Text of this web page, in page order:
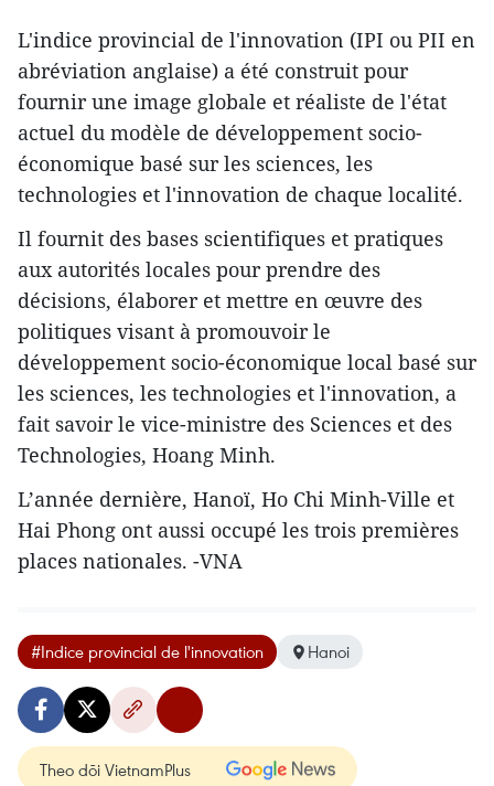
L'indice provincial de l'innovation (IPI ou PII en
abréviation anglaise) a été construit pour
fournir une image globale et réaliste de l'état
actuel du modèle de développement socio-
économique basé sur les sciences, les
technologies et l'innovation de chaque localité.
Il fournit des bases scientifiques et pratiques
aux autorités locales pour prendre des
décisions, élaborer et mettre en œuvre des
politiques visant à promouvoir le
développement socio-économique local basé sur
les sciences, les technologies et l'innovation, a
fait savoir le vice-ministre des Sciences et des
Technologies, Hoang Minh.
L’année dernière, Hanoï, Ho Chi Minh-Ville et
Hai Phong ont aussi occupé les trois premières
places nationales. -VNA
#Indice provincial de l'innovation Hanoi
Theo dõi VietnamPlus